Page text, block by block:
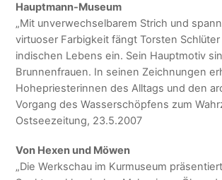
Hauptmann-Museum
„Mit unverwechselbarem Strich und
virtuoser Farbigkeit fängt Torsten
indischen Lebens ein. Sein Hauptmotiv
Brunnenfrauen. In seinen Zeichnungen
Hohepriesterinnen des Alltags und den
Vorgang des Wasserschöpfens zum
Ostseezeitung, 23.5.2007
Von Hexen und Möwen
„Die Werkschau im Kurmuseum